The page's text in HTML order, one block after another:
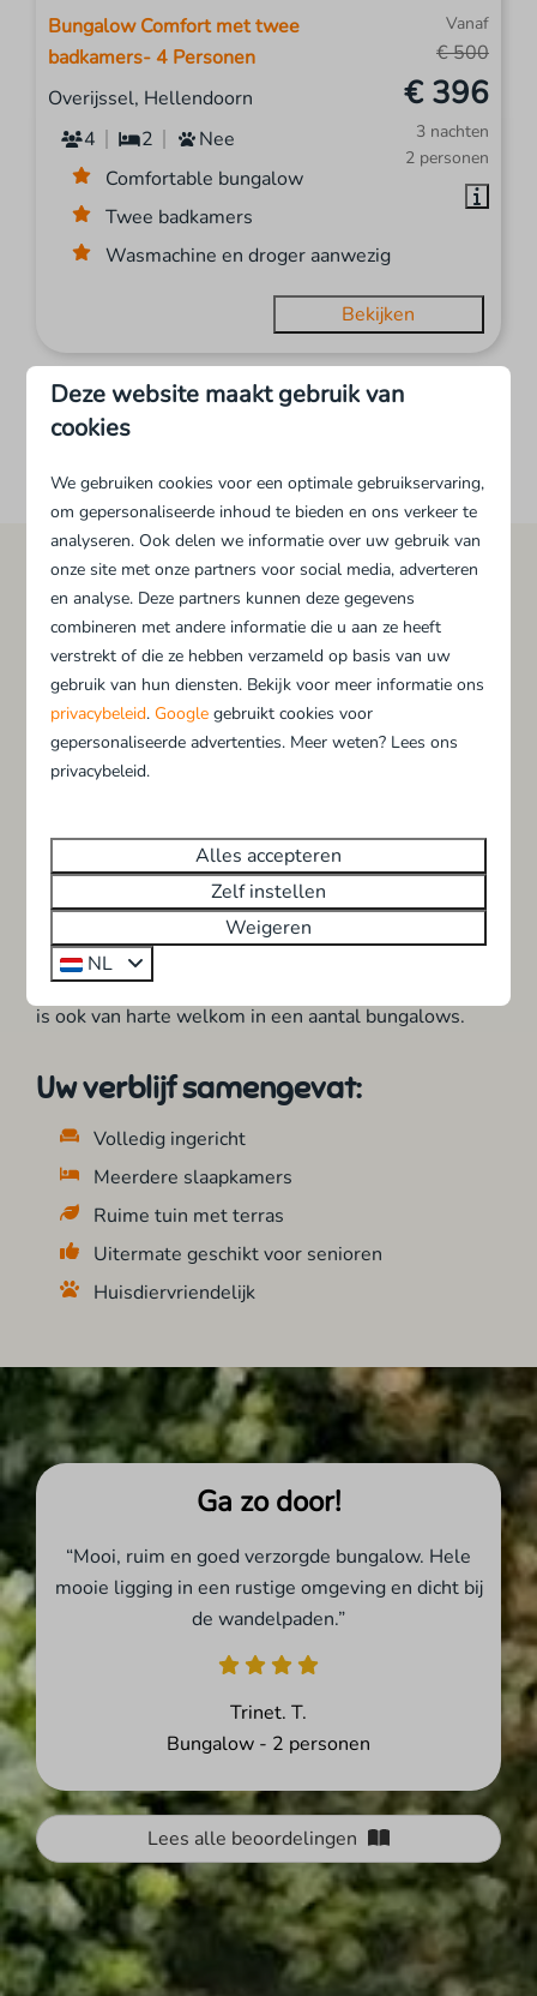
Vanaf
€ 500
€ 396
3 nachten
2 personen
Bungalow Comfort met twee
badkamers- 4 Personen
Overijssel, Hellendoorn
4
2
Nee
Comfortable bungalow
Twee badkamers
Wasmachine en droger aanwezig
Bekijken
Ontdek onze 2-persoons
vakantiehuisjes
Op onsvakantiepark in Sallandvind je comfortabele
bungalows voor twee personen welke volledig zijn
ingericht. Deze zijn voorzien van een ruime
bovenverdieping bevinden zich de slaapkamers.
Buiten kunt u genieten in de tuin met gemeubileerd
terras. Bent u voor uw vakantiehuis in Overijssel voor
2 personen op zoek naar meer ruimte? Wij bieden
ook bungalows aan voor
is ook van harte welkom in een aantal bungalows.
Uw verblijf samengevat:
Volledig ingericht
Meerdere slaapkamers
Ruime tuin met terras
Uitermate geschikt voor senioren
Huisdiervriendelijk
Ga zo door!
“Mooi, ruim en goed verzorgde bungalow. Hele
mooie ligging in een rustige omgeving en dicht bij
de wandelpaden.”
Trinet. T.
Bungalow - 2 personen
Lees alle beoordelingen
Deze website maakt gebruik van
cookies
We gebruiken cookies voor een optimale gebruikservaring,
om gepersonaliseerde inhoud te bieden en ons verkeer te
analyseren. Ook delen we informatie over uw gebruik van
onze site met onze partners voor social media, adverteren
en analyse. Deze partners kunnen deze gegevens
combineren met andere informatie die u aan ze heeft
verstrekt of die ze hebben verzameld op basis van uw
gebruik van hun diensten. Bekijk voor meer informatie ons
privacybeleid.Google gebruikt cookies voor
gepersonaliseerde advertenties. Meer weten? Lees ons
privacybeleid.
Alles accepteren
Zelf instellen
Weigeren
NL